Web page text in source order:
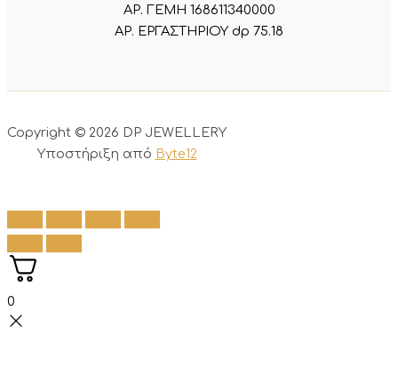
ΑΡ. ΓΕΜΗ 168611340000
ΑΡ. ΕΡΓΑΣΤΗΡΙΟΥ dp 75.18
Copyright © 2026 DP JEWELLERY
Υποστήριξη από Byte12
0